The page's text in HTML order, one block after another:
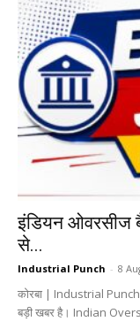
इंडियन ओवरसीज
से...
Industrial Punch - 8
कोरबा | Industrial Punch
बड़ी खबर है। Indian